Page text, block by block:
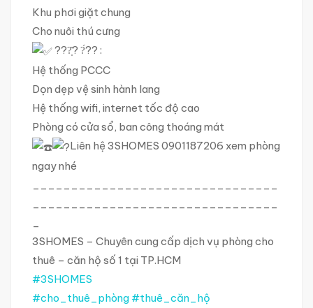
Khu phơi giặt chung
Cho nuôi thú cưng
???̣̂? ?́?? :
Hệ thống PCCC
Dọn dẹp vệ sinh hành lang
Hệ thống wifi, internet tốc độ cao
Phòng có cửa sổ, ban công thoáng mát
Liên hệ 3SHOMES 0901187206 xem phòng
ngay nhé
3SHOMES – Chuyên cung cấp dịch vụ phòng cho
thuê – căn hộ số 1 tại TP.HCM
#3SHOMES
#cho_thuê_phòng#thuê_căn_hộ